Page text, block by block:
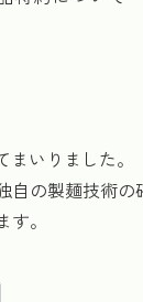
いりました。
の製麺技術
。